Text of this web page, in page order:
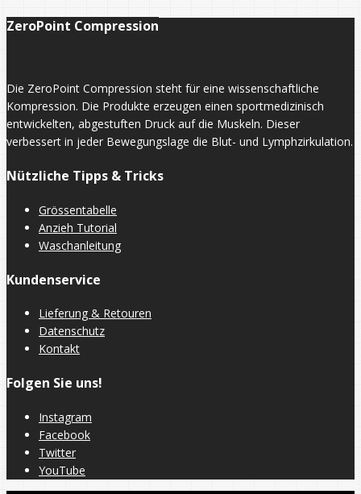
ZeroPoint Compression
Die ZeroPoint Compression steht für eine wissenschaftliche
Kompression. Die Produkte erzeugen einen sportmedizinisch
entwickelten, abgestuften Druck auf die Muskeln. Dieser
verbessert in jeder Bewegungslage die Blut- und Lymphzirkulation.
Nützliche Tipps & Tricks
Grössentabelle
Anzieh Tutorial
Waschanleitung
Kundenservice
Lieferung & Retouren
Datenschutz
Kontakt
Folgen Sie uns!
Instagram
Facebook
Twitter
YouTube